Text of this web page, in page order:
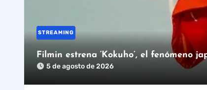
STREAMING
Filmin estrena ‘Kokuho’, el fenómeno
5 de agosto de 2026